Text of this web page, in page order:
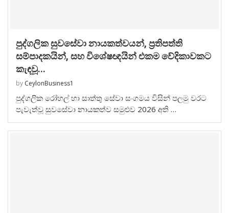
පුද්ගලික සුවසේවා නායකත්වයන්, ප්‍රතිපත්ති
සම්පාදකයින්, සහ විශේෂඥයින් එකම වේදිකාවකට
කැඳවූ...
by CeylonBusiness1
පුද්ගලික රෝහල් හා සාත්තු සේවා සංගමය විසින් පලමු වරට
පැවැත්වූ සුවසේවා නායකත්ව සමුළුව 2026 අති …